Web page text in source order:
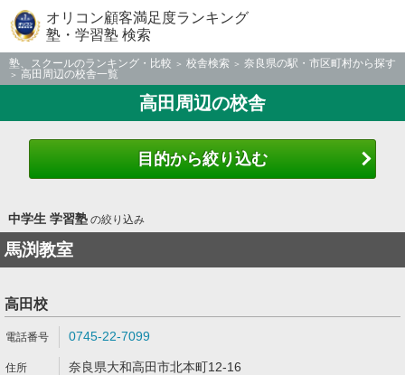
オリコン顧客満足度ランキング
塾・学習塾 検索
塾、スクールのランキング・比較 校舎検索
奈良県の駅・市区町村から探す
高田周辺の校舎一覧
高田周辺の校舎
目的から絞り込む
中学生 学習塾の絞り込み
馬渕教室
高田校
0745-22-7099
奈良県大和高田市北本町12-16